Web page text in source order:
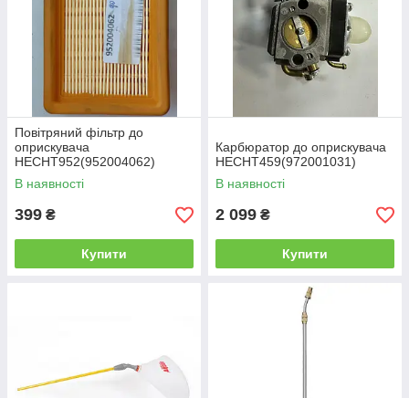
Повітряний фільтр до
оприскувача
НECHT952(952004062)
В наявності
399 ₴
Купити
Карбюратор до оприскувача
НECHT459(972001031)
В наявності
2 099 ₴
Купити